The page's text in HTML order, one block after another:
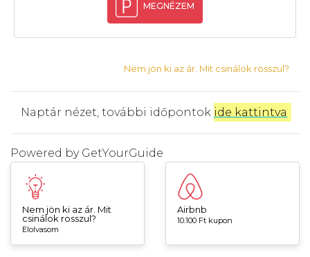
MEGNÉZEM
Nem jön ki az ár. Mit csinálok rosszul?
Naptár nézet, további időpontok ide kattintva
Powered by GetYourGuide
Nem jön ki az ár. Mit
csinálok rosszul?
Elolvasom
Airbnb
10.100 Ft kupon